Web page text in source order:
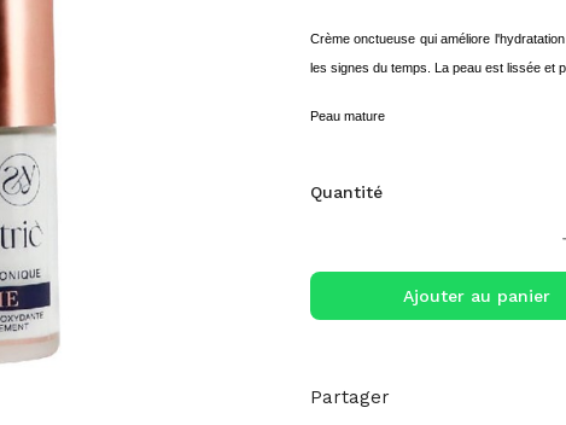
Crème onctueuse qui améliore
les signes du temps. La peau est lissée et
Peau mature
Quantité
Ajouter au panier
Partager